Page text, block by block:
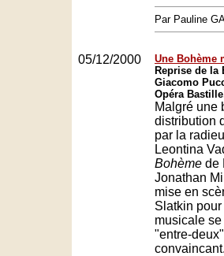
Par Pauline
05/12/2000
Une Bohème
Reprise de la
Giacomo
Opéra
Malgré une
distribution
par la
Leontina
Bohème de
Jonathan
mise en
Slatkin
musicale
"entre-